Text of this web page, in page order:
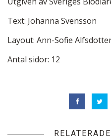
Text: Johanna Svensson
Layout: Ann-Sofie
Antal sidor: 12